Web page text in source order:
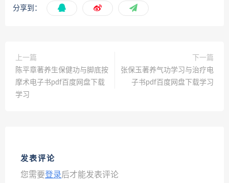
分享到：
上一篇
陈平章著养生保健功与脚底按
摩术电子书pdf百度网盘下载
学习
下一篇
张保玉著养气功学习与治疗电
子书pdf百度网盘下载学习
发表评论
您需要登录后才能发表评论